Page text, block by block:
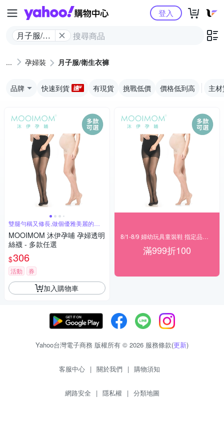
Yahoo購物中心
月子服/衛
登入
孕婦裝 月子服/衛生衣褲
品牌 快速到貨 有現貨 挑戰低價 價格低到高 主
雙腿勻稱又修長,做個優雅美麗的孕
媽咪
MOOIMOM 沐伊孕哺 孕婦透明
絲襪 - 多款任選
$306
活動 券
加入購物車
滿999折100
Yahoo台灣電子商務 版權所有 © 2026 服務條款(更新)
客服中心 | 關於我們 | 購物須知
網路安全 | 隱私權 | 分類地圖